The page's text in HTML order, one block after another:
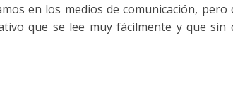
en los medios de comunicación,
que se lee muy fácilmente y que